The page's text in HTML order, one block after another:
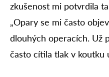
zkušenost mi potvrdila
„Opary se mi často
dlouhých operacích. Už
často cítila tlak v koutku